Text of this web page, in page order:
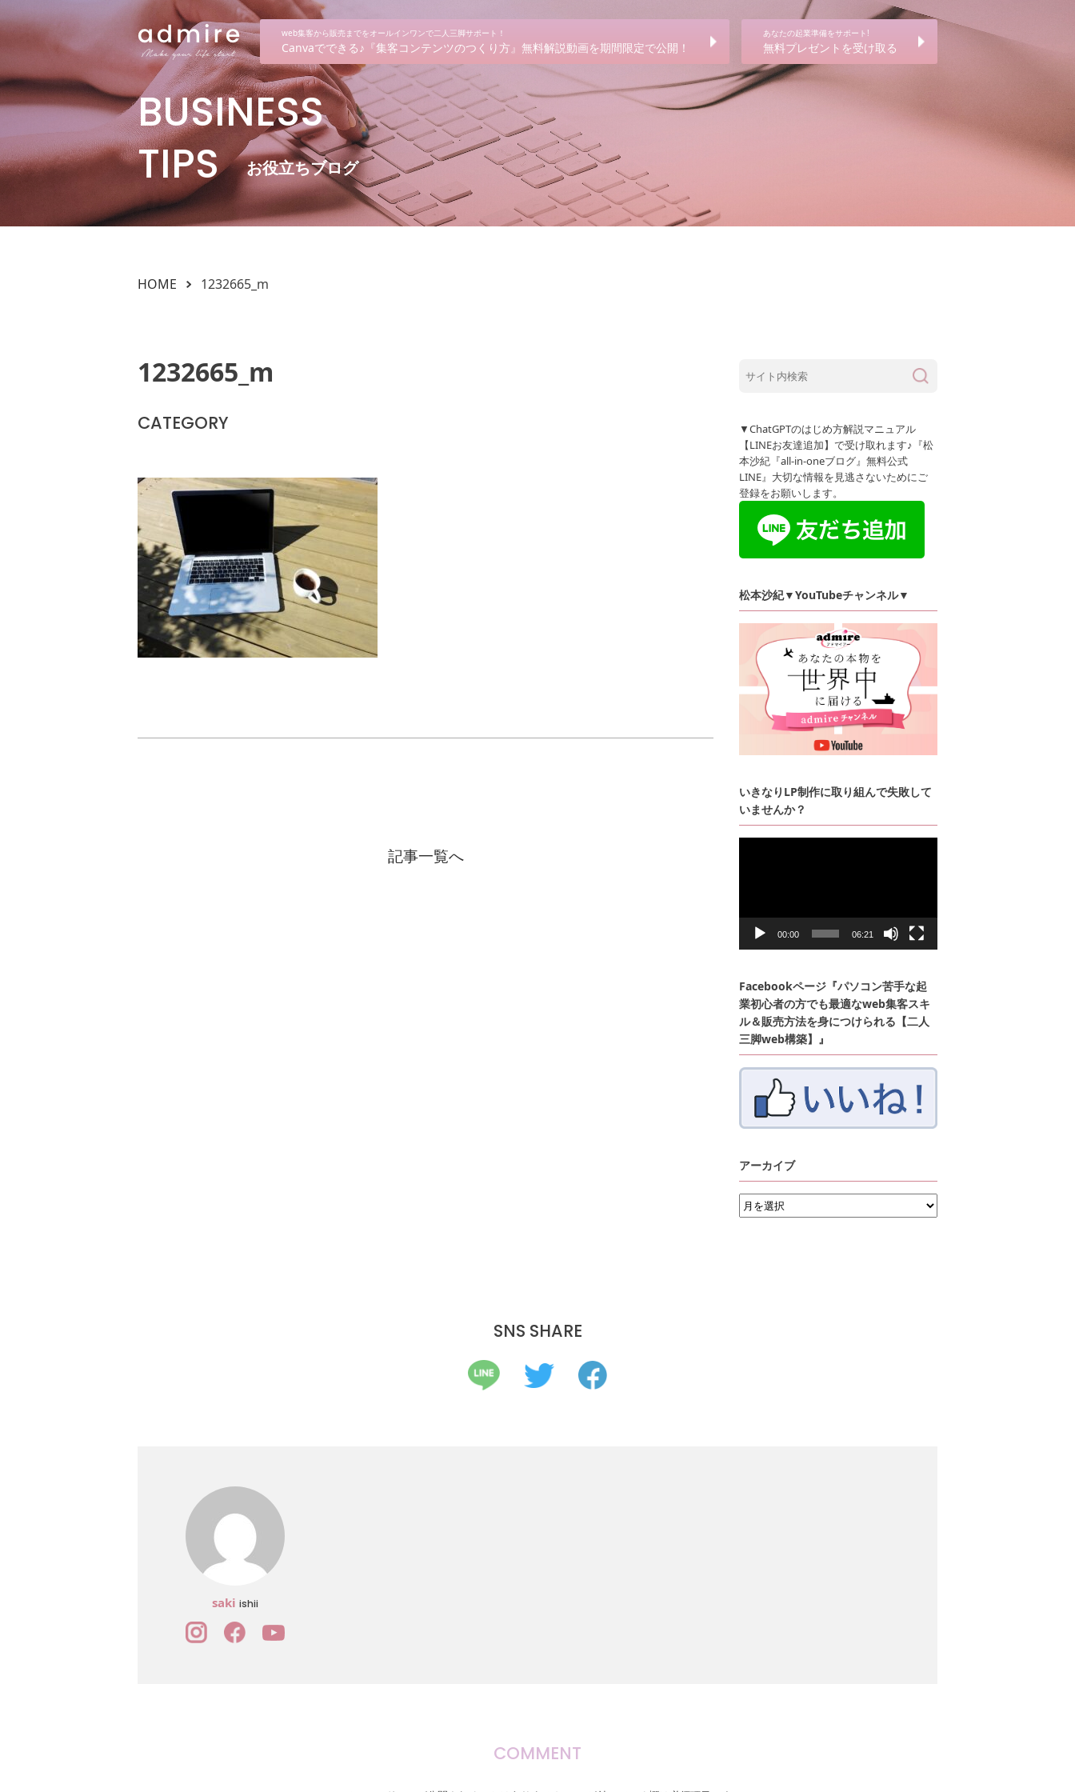
web集客から販売までをオールインワンで二人三脚サポート！
Canvaでできる♪『集客コンテンツのつくり方』無料解説動画を期間限定で公開！
あなたの起業準備をサポート!
無料プレゼントを受け取る
BUSINESS
TIPS
お役立ちブログ
HOME 1232665_m
1232665_m
CATEGORY
記事一覧へ
▼ChatGPTのはじめ方解説マニュアル
【LINEお友達追加】で受け取れます♪『松
本沙紀『all-in-oneブログ』無料公式
LINE』大切な情報を見逃さないためにご
登録をお願いします。
松本沙紀▼YouTubeチャンネル▼
いきなりLP制作に取り組んで失敗して
いませんか？
動
00:00 06:21
Facebookページ『パソコン苦手な起
業初心者の方でも最適なweb集客スキ
ル＆販売方法を身につけられる【二人
三脚web構築】』
アーカイブ
ア
ー
カ
SNS SHARE
saki ishii
COMMENT